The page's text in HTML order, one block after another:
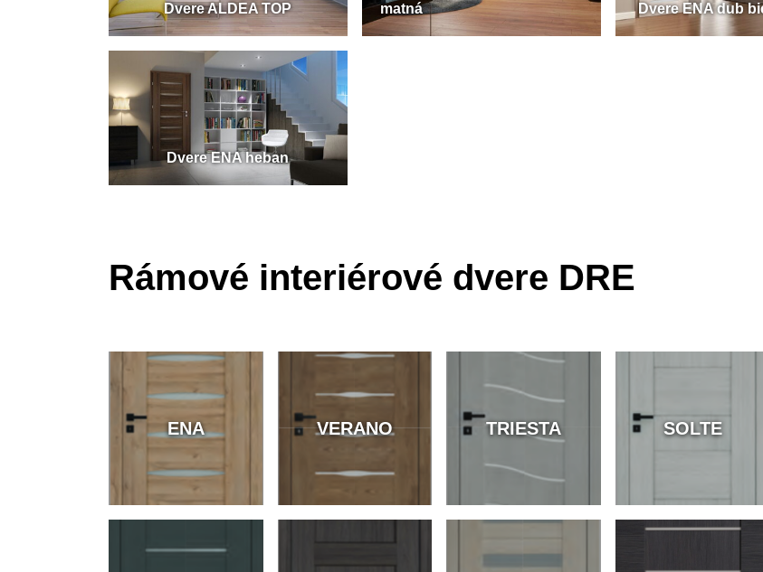
Dvere ALDEA TOP
matná
Dvere ENA dub
Dvere ENA heban
Rámové interiérové dvere DRE
ENA VERANO TRIESTA SOLTE